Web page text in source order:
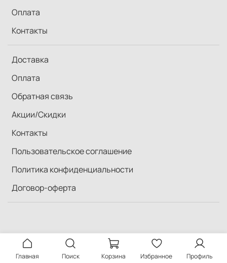
Оплата
Контакты
Доставка
Оплата
Обратная связь
Акции/Скидки
Контакты
Пользовательское соглашение
Политика конфиденциальности
Договор-оферта
Главная Поиск Корзина Избранное Профиль